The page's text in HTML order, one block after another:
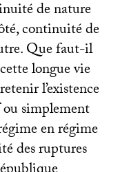
de nature
continuité de
Que faut-il
longue vie
l’existence
ou simplement
en régime
des ruptures